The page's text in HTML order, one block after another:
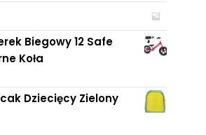
Biegowy 12 Safe
Koła
Dziecięcy Zielony